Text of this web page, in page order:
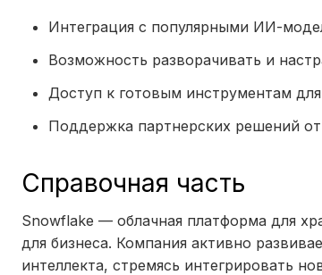
Интеграция с популярными ИИ-
Возможность разворачивать и
Доступ к готовым инструментам
Поддержка партнерских решений
Справочная часть
Snowflake — облачная платформа для
для бизнеса. Компания активно
интеллекта, стремясь интегрировать